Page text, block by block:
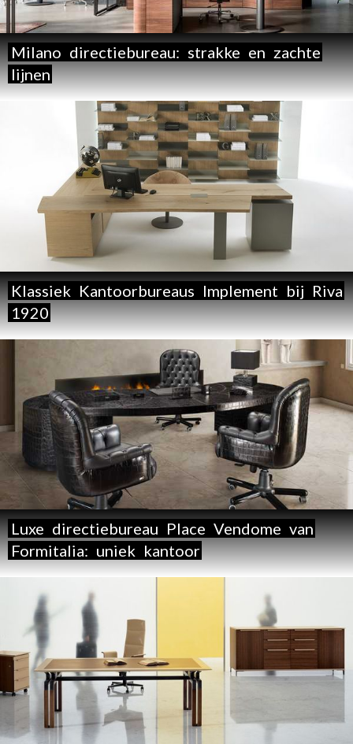
Milano directiebureau: strakke en zachte
lijnen
Klassiek Kantoorbureaus Implement bij Riva
1920
Luxe directiebureau Place Vendome van
Formitalia: uniek kantoor